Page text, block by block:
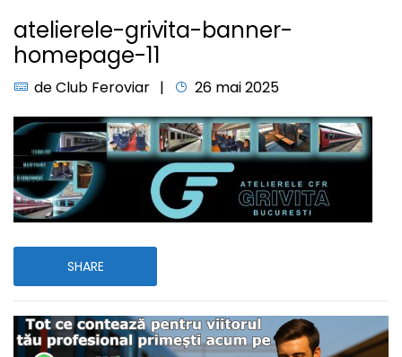
atelierele-grivita-banner-
homepage-11
deClub Feroviar 26 mai 2025
SHARE